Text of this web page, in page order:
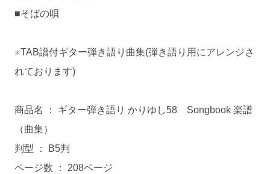
■そばの唄
※TAB譜付ギター弾き語り曲集(弾き語り用にアレンジさ
れております)
商品名 ： ギター弾き語り かりゆし58 Songbook 楽譜
（曲集）
判型 ： B5判
ページ数 ： 208ページ